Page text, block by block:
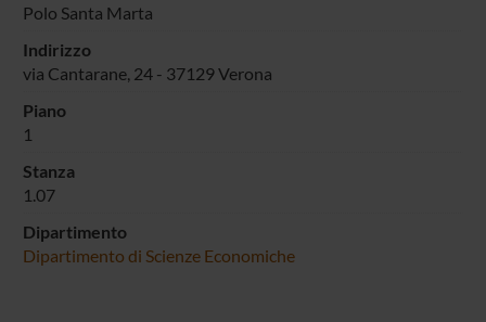
Polo Santa Marta
Indirizzo
via Cantarane, 24 - 37129 Verona
Piano
1
Stanza
1.07
Dipartimento
Dipartimento di Scienze Economiche